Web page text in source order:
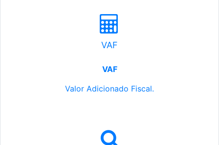
VAF
VAF
Valor Adicionado Fiscal.